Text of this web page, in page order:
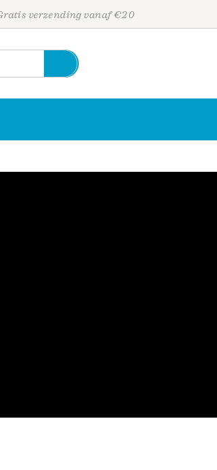
verzending vanaf €20
Personen